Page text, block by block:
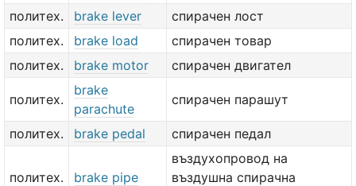
политех. brake lever
спирачен лост
политех.
brake load
спирачен товар
политех.
brake motor спирачен двигател
политех.
brake
parachute
спирачен парашут
политех. brake pedal спирачен педал
политех. brake pipe
въздухопровод на
въздушна спирачна